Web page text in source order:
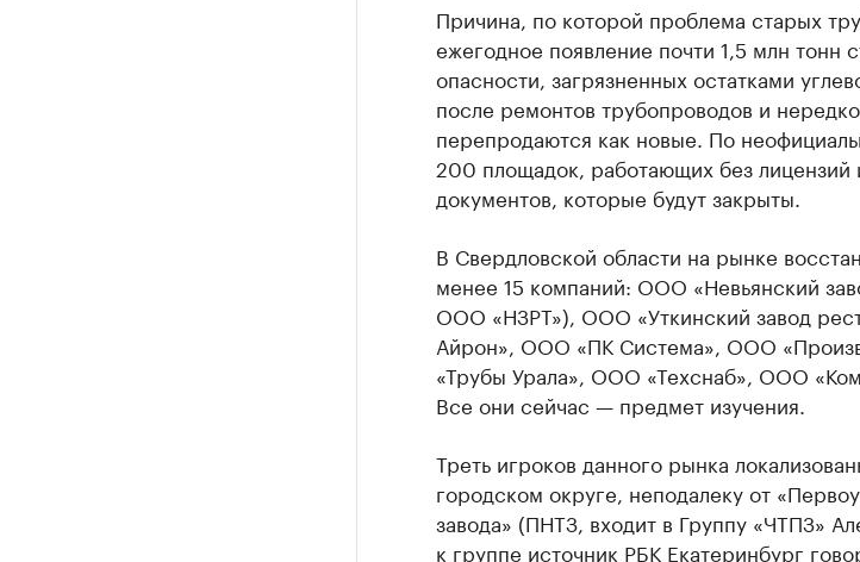
Причина, по которой проблема старых
ежегодное появление почти 1,5 млн тонн
опасности, загрязненных остатками
после ремонтов трубопроводов и
перепродаются как новые. По
200 площадок, работающих без лицензий
документов, которые будут закрыты.
В Свердловской области на рынке
менее 15 компаний: ООО «Невьянский
ООО «НЗРТ»), ООО «Уткинский завод
Айрон», ООО «ПК Система», ООО
«Трубы Урала», ООО «Техснаб», ООО
Все они сейчас — предмет изучения.
Треть игроков данного рынка
городском округе, неподалеку от
завода» (ПНТЗ, входит в Группу «ЧТПЗ»
к группе источник РБК Екатеринбург